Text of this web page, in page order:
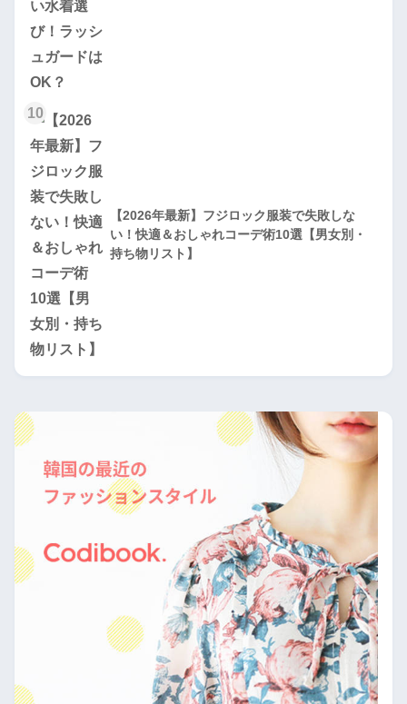
10
【2026年最新】フジロック服装で失敗しな
い！快適＆おしゃれコーデ術10選【男女別・
持ち物リスト】